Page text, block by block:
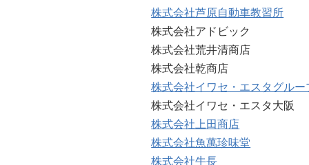
株式会社芦原自動車教習所
株式会社アドビック
株式会社荒井清商店
株式会社乾商店
株式会社イワセ・エスタグルー
株式会社イワセ・エスタ大阪
株式会社上田商店
株式会社魚萬珍味堂
株式会社牛長